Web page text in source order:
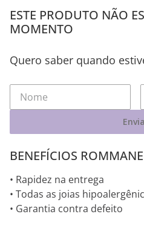
ESTE PRODUTO NÃO
MOMENTO
Quero saber quando
BENEFÍCIOS
• Rapidez na entrega
• Todas as joias
• Garantia contra defeito